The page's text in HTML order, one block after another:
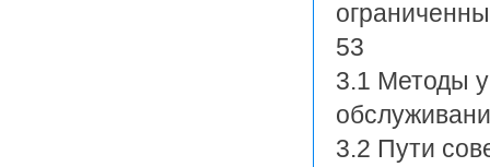
53
3.1 Методы
3.2 Пути